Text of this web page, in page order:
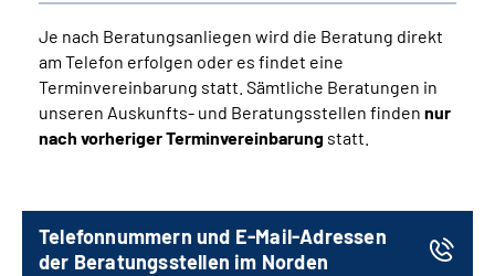
Je nach Beratungsanliegen wird die Beratung direkt
am Telefon erfolgen oder es findet eine
Terminvereinbarung statt. Sämtliche Beratungen in
unseren Auskunfts- und Beratungsstellen finden nur
nach vorheriger Terminvereinbarung statt.
Telefonnummern und E-Mail-Adressen
der Beratungsstellen im Norden